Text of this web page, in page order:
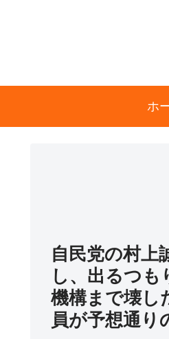
ホ
自民党の村
し、出るつも
機構まで壊し
員が予想通り